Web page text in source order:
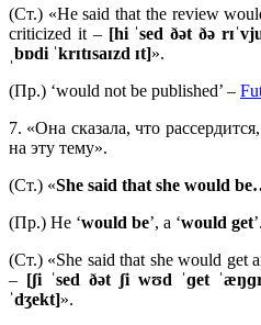
(Ст.) «He said that the review
criticized it –[hi ˈsed ðət ðə
ˌbɒdi ˈkrɪtɪsaɪzd ɪt]».
(Пр.) ‘would not be published’ –
7. «Она сказала, что
на эту тему».
(Ст.) «She said that she would
(Пр.) Не ‘would be’, а ‘would get’.
(Ст.) «She said that she would get
– [ʃi ˈsed ðət ʃi wʊd ˈɡet
ˈdʒekt]».